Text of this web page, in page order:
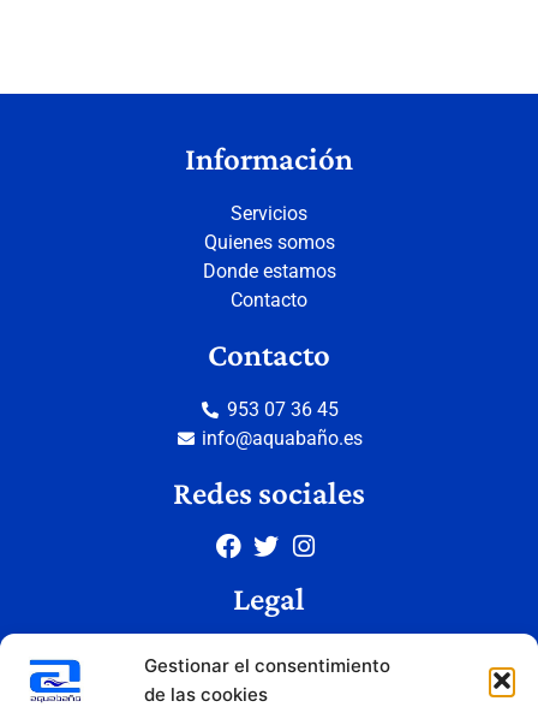
Gestionar el consentimiento
de las cookies
Información
Servicios
Quienes somos
Donde estamos
Contacto
Contacto
953 07 36 45
info@aquabaño.es
Redes sociales
Legal
Política de privacidad